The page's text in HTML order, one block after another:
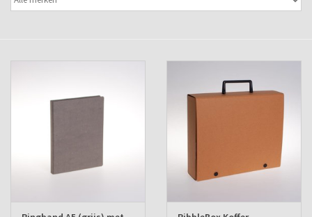
Verzenddozen